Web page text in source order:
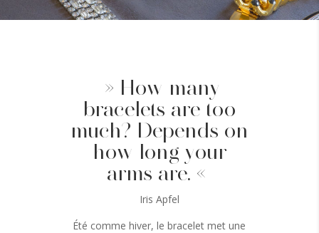
» How many
bracelets are too
much? Depends on
how long your
arms are. «
Iris Apfel
Été comme hiver, le bracelet met une